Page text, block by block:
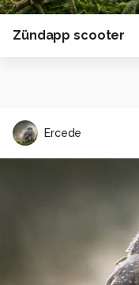
Zündapp scooter
Ercede